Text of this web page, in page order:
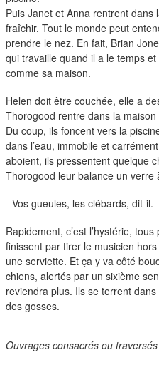
Puis Janet et Anna rentrent
fraîchir. Tout le monde peut
prendre le nez. En fait, Brian
qui travaille quand il a le temps
comme sa maison.
Helen doit être couchée, elle a
Thorogood rentre dans la
Du coup, ils foncent vers la
dans l’eau, immobile et
aboient, ils pressentent quelque
Thorogood leur balance un verre
- Vos gueules, les clébards, dit-il.
Rapidement, c’est l’hystérie,
finissent par tirer le musicien
une serviette. Et ça y va côté
chiens, alertés par un sixième
reviendra plus. Ils se terrent
des gosses.
Ouvrages consacrés ou